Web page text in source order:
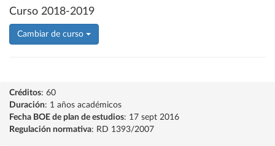
Curso 2018-2019
Cambiar de curso
Créditos: 60
Duración: 1 años académicos
Fecha BOE de plan de estudios: 17 sept 2016
Regulación normativa: RD 1393/2007